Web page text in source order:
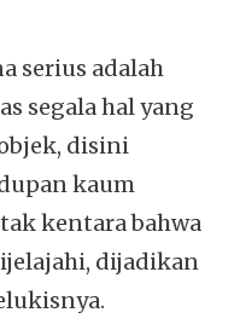
serius adalah
segala hal yang
disini
kaum
kentara bahwa
dijadikan